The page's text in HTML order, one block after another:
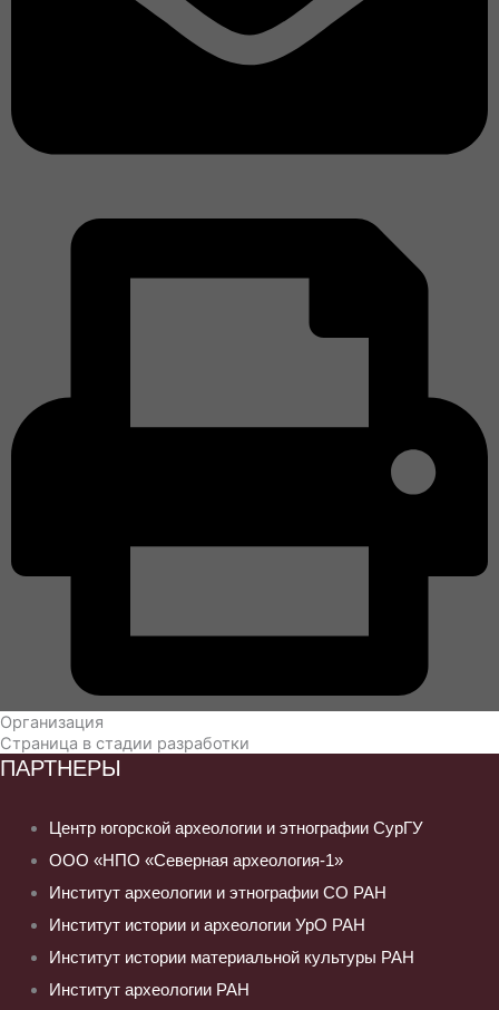
Организация
Страница в стадии разработки
ПАРТНЕРЫ
Центр югорской археологии и этнографии СурГУ
ООО «НПО «Северная археология-1»
Институт археологии и этнографии СО РАН
Институт истории и археологии УрО РАН
Институт истории материальной культуры РАН
Институт археологии РАН